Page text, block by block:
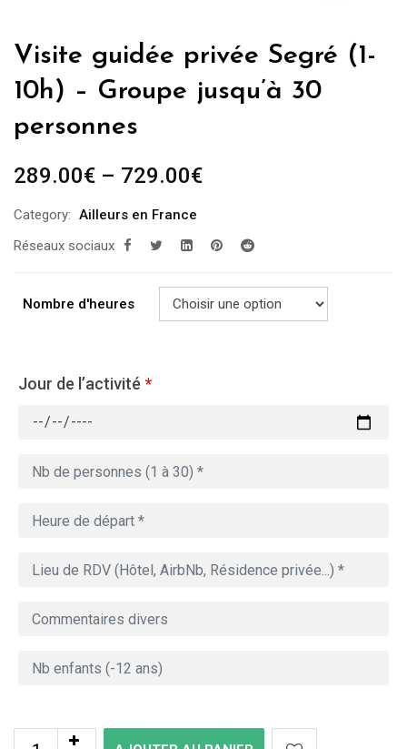
Visite guidée privée Segré (1-
10h) – Groupe jusqu’à 30
personnes
289.00€ – 729.00€
Category: Ailleurs en France
Réseaux sociaux
Nombre d'heures
Jour de l’activité *